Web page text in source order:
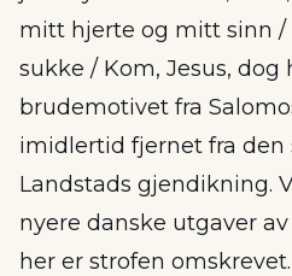
mitt hjerte og mitt sinn /
sukke / Kom, Jesus, dog
brudemotivet fra
imidlertid fjernet fra den
Landstads gjendikning.
nyere danske utgaver
her er strofen